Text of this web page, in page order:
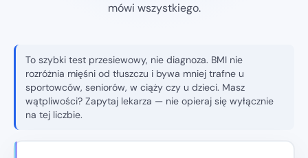
mówi wszystkiego.
To szybki test przesiewowy, nie diagnoza. BMI nie
rozróżnia mięśni od tłuszczu i bywa mniej trafne u
sportowców, seniorów, w ciąży czy u dzieci. Masz
wątpliwości? Zapytaj lekarza — nie opieraj się wyłącznie
na tej liczbie.